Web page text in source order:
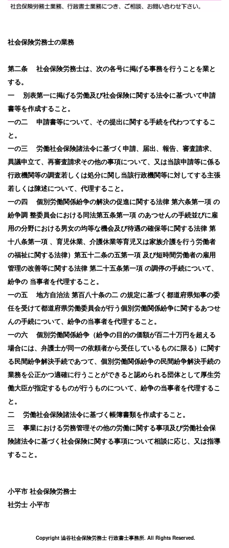
社会保険労務士の業務
第二条 社会保険労務士は、次の各号に掲げる事務を行うことを業と
する。
一 別表第一に掲げる労働及び社会保険に関する法令に基づいて申請
書等を作成すること。
一の二 申請書等について、その提出に関する手続を代わつてするこ
と。
一の三 労働社会保険諸法令に基づく申請、届出、報告、審査請求、
異議申立て、再審査請求その他の事項について、又は当該申請等に係る
行政機関等の調査若しくは処分に関し当該行政機関等に対してする主張
若しくは陳述について、代理すること。
一の四 個別労働関係紛争の解決の促進に関する法律 第六条第一項 の
紛争調 整委員会における同法第五条第一項 のあつせんの手続並びに雇
用の分野における男女の均等な機会及び待遇の確保等に関する法律 第
十八条第一項 、育児休業、介護休業等育児又は家族介護を行う労働者
の福祉に関する法律）第五十二条の五第一項 及び短時間労働者の雇用
管理の改善等に関する法律 第二十五条第一項 の調停の手続について、
紛争の 当事者を代理すること。
一の五 地方自治法 第百八十条の二 の規定に基づく都道府県知事の委
任を受けて都道府県労働委員会が行う個別労働関係紛争に関するあつせ
んの手続について、紛争の当事者を代理すること。
一の六 個別労働関係紛争（紛争の目的の価額が百二十万円を超える
場合には、弁護士が同一の依頼者から受任しているものに限る）に関す
る民間紛争解決手続であつて、個別労働関係紛争の民間紛争解決手続の
業務を公正かつ適確に行うことができると認められる団体として厚生労
働大臣が指定するものが行うものについて、紛争の当事者を代理するこ
と。
二 労働社会保険諸法令に基づく帳簿書類を作成すること。
三 事業における労務管理その他の労働に関する事項及び労働社会保
険諸法令に基づく社会保険に関する事項について相談に応じ、又は指導
すること。
小平市 社会保険労務士
社労士 小平市
Copyright 澁谷社会保険労務士 行政書士事務所. All Rights Reserved.